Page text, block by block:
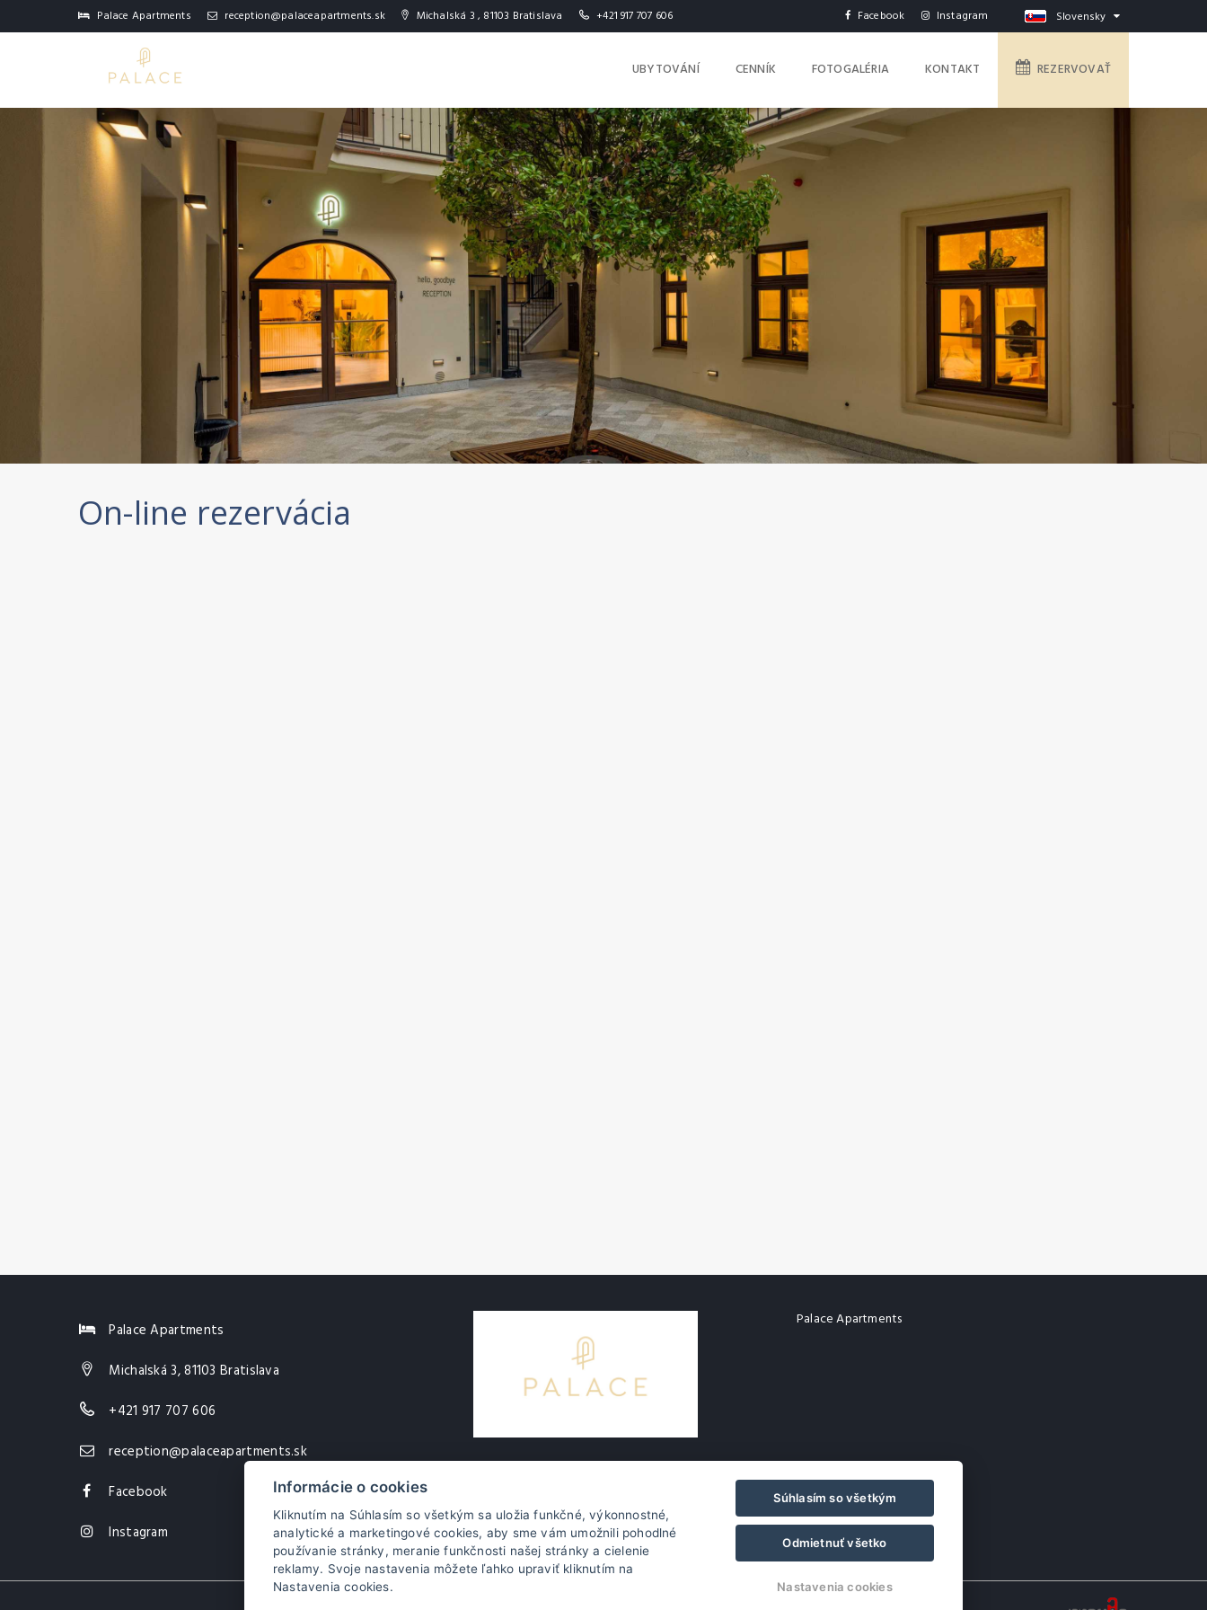
Palace Apartments reception@palaceapartments.sk Michalská 3 , 81103 Bratislava +421 917 707 606 Facebook Instagram Slovensky
UBYTOVÁNÍ CENNÍK FOTOGALÉRIA KONTAKT REZERVOVAŤ
On-line rezervácia
Palace Apartments
Michalská 3, 81103 Bratislava
+421 917 707 606
reception@palaceapartments.sk
Facebook
Instagram
Palace Apartments
Informácie o cookies
Kliknutím na Súhlasím so všetkým sa uložia funkčné, výkonnostné,
analytické a marketingové cookies, aby sme vám umožnili pohodlné
používanie stránky, meranie funkčnosti našej stránky a cielenie
reklamy. Svoje nastavenia môžete ľahko upraviť kliknutím na
Nastavenia cookies.
Súhlasím so všetkým
Odmietnuť všetko
Nastavenia cookies